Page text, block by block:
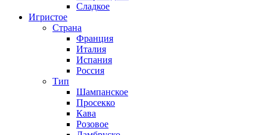
Сладкое
Игристое
Страна
Франция
Италия
Испания
Россия
Тип
Шампанское
Просекко
Кава
Розовое